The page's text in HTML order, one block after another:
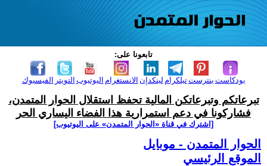
تابعونا على:
الفيسبوك التويتر اليوتيوب الانستغرام لينكدإن تيلكرامبنترست بودكاست
تبرعاتكم وتبرعاتكن المالية تحفظ استقلال الحوار المتمدن،
فشاركونا في دعم استمرارية هذا الفضاء اليساري الحر
[اشترك في قناة ‫«الحوار المتمدن» على اليوتيوب]
الحوار المتمدن - موبايل
الموقع الرئيسي